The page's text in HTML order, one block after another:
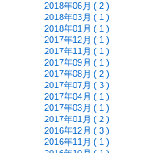
2018年06月 ( 2 )
2018年03月 ( 1 )
2018年01月 ( 1 )
2017年12月 ( 1 )
2017年11月 ( 1 )
2017年09月 ( 1 )
2017年08月 ( 2 )
2017年07月 ( 3 )
2017年04月 ( 1 )
2017年03月 ( 1 )
2017年01月 ( 2 )
2016年12月 ( 3 )
2016年11月 ( 1 )